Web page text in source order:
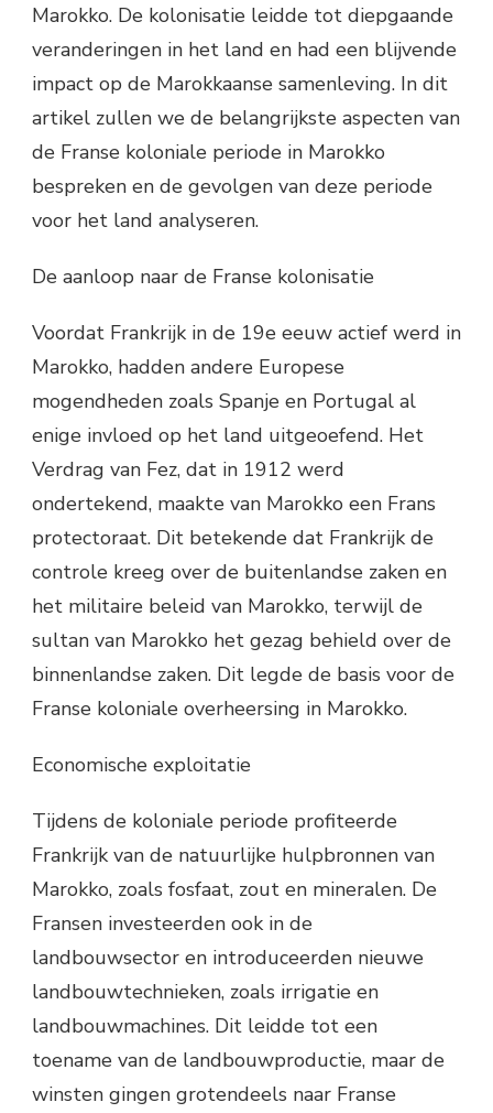
Marokko. De kolonisatie leidde tot diepgaande
veranderingen in het land en had een blijvende
impact op de Marokkaanse samenleving. In dit
artikel zullen we de belangrijkste aspecten van
de Franse koloniale periode in Marokko
bespreken en de gevolgen van deze periode
voor het land analyseren.
De aanloop naar de Franse kolonisatie
Voordat Frankrijk in de 19e eeuw actief werd in
Marokko, hadden andere Europese
mogendheden zoals Spanje en Portugal al
enige invloed op het land uitgeoefend. Het
Verdrag van Fez, dat in 1912 werd
ondertekend, maakte van Marokko een Frans
protectoraat. Dit betekende dat Frankrijk de
controle kreeg over de buitenlandse zaken en
het militaire beleid van Marokko, terwijl de
sultan van Marokko het gezag behield over de
binnenlandse zaken. Dit legde de basis voor de
Franse koloniale overheersing in Marokko.
Economische exploitatie
Tijdens de koloniale periode profiteerde
Frankrijk van de natuurlijke hulpbronnen van
Marokko, zoals fosfaat, zout en mineralen. De
Fransen investeerden ook in de
landbouwsector en introduceerden nieuwe
landbouwtechnieken, zoals irrigatie en
landbouwmachines. Dit leidde tot een
toename van de landbouwproductie, maar de
winsten gingen grotendeels naar Franse